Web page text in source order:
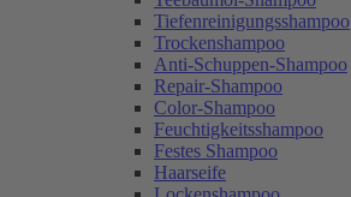
Tiefenreinigungsshampoo
Trockenshampoo
Anti-Schuppen-Shampoo
Repair-Shampoo
Color-Shampoo
Feuchtigkeitsshampoo
Festes Shampoo
Haarseife